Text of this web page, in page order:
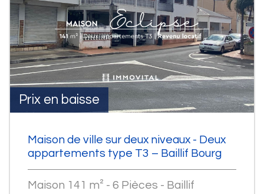
Prix en baisse
Maison de ville sur deux niveaux - Deux
appartements type T3 – Baillif Bourg
Maison 141 m² - 6 Pièces - Baillif